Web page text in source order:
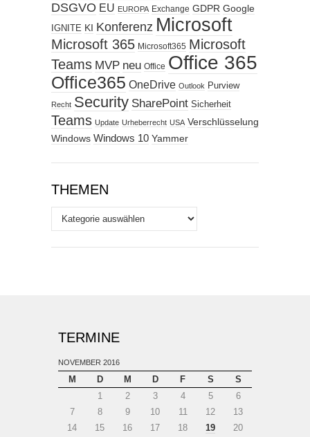
DSGVO EU EUROPA Exchange GDPR Google
IGNITE KI Konferenz Microsoft
Microsoft 365 Microsoft365 Microsoft
Teams MVP neu Office Office 365
Office365 OneDrive Outlook Purview
Recht Security SharePoint Sicherheit
Teams Update Urheberrecht USA Verschlüsselung
Windows Windows 10 Yammer
THEMEN
Themen
TERMINE
NOVEMBER 2016
M D M D F S
S
1
2 3 4 5
6
7
8 9 10 11 12
13
14
15 16 17 18 19 20